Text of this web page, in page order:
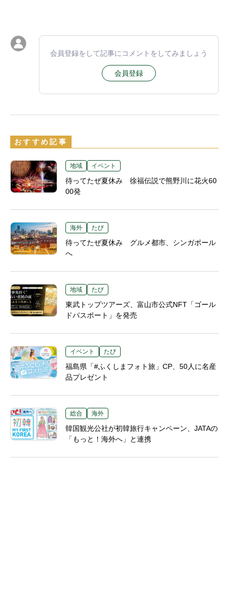
会員登録をして記事にコメントをしてみましょう
会員登録
おすすめ記事
地域 イベント
待ってたぜ夏休み 徐福伝説で熊野川に花火60
00発
海外 たび
待ってたぜ夏休み グルメ都市、シンガポール
へ
地域 たび
東武トップツアーズ、富山市公式NFT「ゴール
ドパスポート」を発売
イベント たび
福島県「#ふくしまフォト旅」CP、50人に名産
品プレゼント
総合 海外
韓国観光公社が初韓旅行キャンペーン、JATAの
「もっと！海外へ」と連携